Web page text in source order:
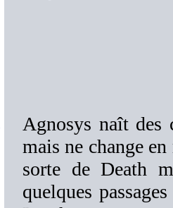
Agnosys naît des
mais ne change
sorte de Death
quelques